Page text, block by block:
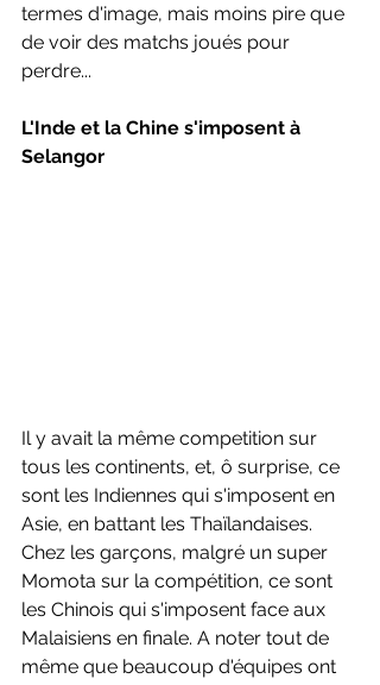
termes d'image, mais moins pire que
de voir des matchs joués pour
perdre...
L'Inde et la Chine s'imposent à
Selangor
Il y avait la même competition sur
tous les continents, et, ô surprise, ce
sont les Indiennes qui s'imposent en
Asie, en battant les Thaïlandaises.
Chez les garçons, malgré un super
Momota sur la compétition, ce sont
les Chinois qui s'imposent face aux
Malaisiens en finale. A noter tout de
même que beaucoup d'équipes ont